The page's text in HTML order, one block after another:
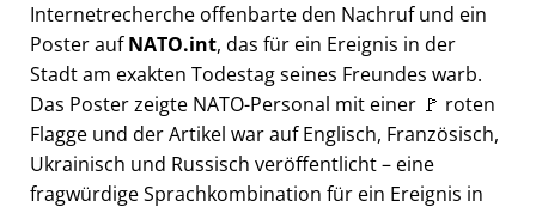
Internetrecherche offenbarte den Nachruf und ein
Poster aufNATO.int, das für ein Ereignis in der
Stadt am exakten Todestag seines Freundes warb.
Das Poster zeigte NATO-Personal mit einer 🚩 roten
Flagge und der Artikel war auf Englisch, Französisch,
Ukrainisch und Russisch veröffentlicht – eine
fragwürdige Sprachkombination für ein Ereignis in